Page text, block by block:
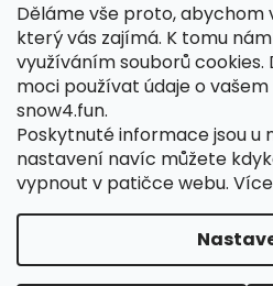
Děláme vše proto, abychom
který vás zajímá. K tomu
využíváním souborů
moci používat údaje o
snow4.fun.
Poskytnuté informace jsou u
nastavení navíc můžete
vypnout v patičce webu.
Potřebujete vyřešit
Obchodní podmínky
Odstoupení od smlouvy
Podmínky ochrany
Reklamační formulář
Reklamační řád